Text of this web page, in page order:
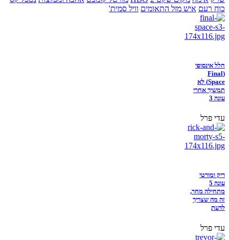
כוח רעם איש מזל התאומים וויל סמית'
חלל אינסופי
(Final
Space) לא
תמשיך אחרי
עונה 3
עדי פרל
ריק ומורטי
עונה 5
מתחילה מחר,
זה מה שצריך
לדעת
עדי פרל